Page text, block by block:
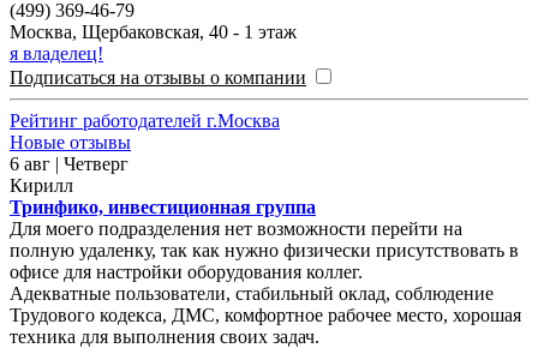
(499) 369-46-79
Москва, Щербаковская, 40 - 1 этаж
я владелец!
Подписаться на отзывы о компании
Рейтинг работодателей г.Москва
Новые отзывы
6 авг | Четверг
Кирилл
Тринфико, инвестиционная группа
Для моего подразделения нет возможности перейти на
полную удаленку, так как нужно физически присутствовать в
офисе для настройки оборудования коллег.
Адекватные пользователи, стабильный оклад, соблюдение
Трудового кодекса, ДМС, комфортное рабочее место, хорошая
техника для выполнения своих задач.